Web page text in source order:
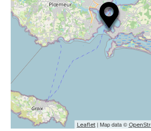
Leaflet| Map data ©